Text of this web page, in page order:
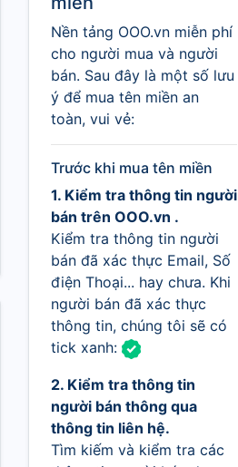
Nền tảng OOO.vn miễn phí
cho người mua và người
bán. Sau đây là một số lưu
ý để mua tên miền an
toàn, vui vẻ:
Trước khi mua tên miền
1. Kiểm tra thông tin người
bán trên OOO.vn .
Kiểm tra thông tin người
bán đã xác thực Email, Số
điện Thoại... hay chưa. Khi
người bán đã xác thực
thông tin, chúng tôi sẽ có
tick xanh:
2. Kiểm tra thông tin
người bán thông qua
thông tin liên hệ.
Tìm kiếm và kiểm tra các